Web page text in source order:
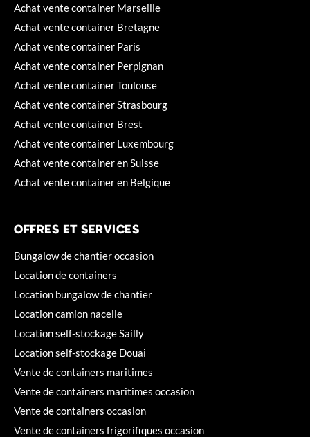
Achat vente container Marseille
Achat vente container Bretagne
Achat vente container Paris
Achat vente container Perpignan
Achat vente container Toulouse
Achat vente container Strasbourg
Achat vente container Brest
Achat vente container Luxembourg
Achat vente container en Suisse
Achat vente container en Belgique
OFFRES ET SERVICES
Bungalow de chantier occasion
Location de containers
Location bungalow de chantier
Location camion nacelle
Location self-stockage Sailly
Location self-stockage Douai
Vente de containers maritimes
Vente de containers maritimes occasion
Vente de containers occasion
Vente de containers frigorifiques occasion